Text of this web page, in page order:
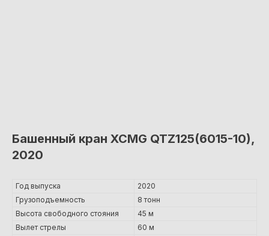
Башенный кран XCMG QTZ125(6015-10),
2020
Год выпуска
2020
Грузоподъемность
8 тонн
Высота свободного стояния
45 м
Вылет стрелы
60 м